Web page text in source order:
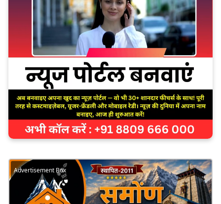
Advertisement Box